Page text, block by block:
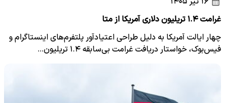
غرامت ۱.۴ تریلیون دلاری آمریکا از متا
چهار ایالت آمریکا به دلیل طراحی اعتیادآور پلتفرم‌های اینستاگرام و
فیس‌بوک، خواستار دریافت غرامت بی‌سابقه ۱.۴ تریلیون…